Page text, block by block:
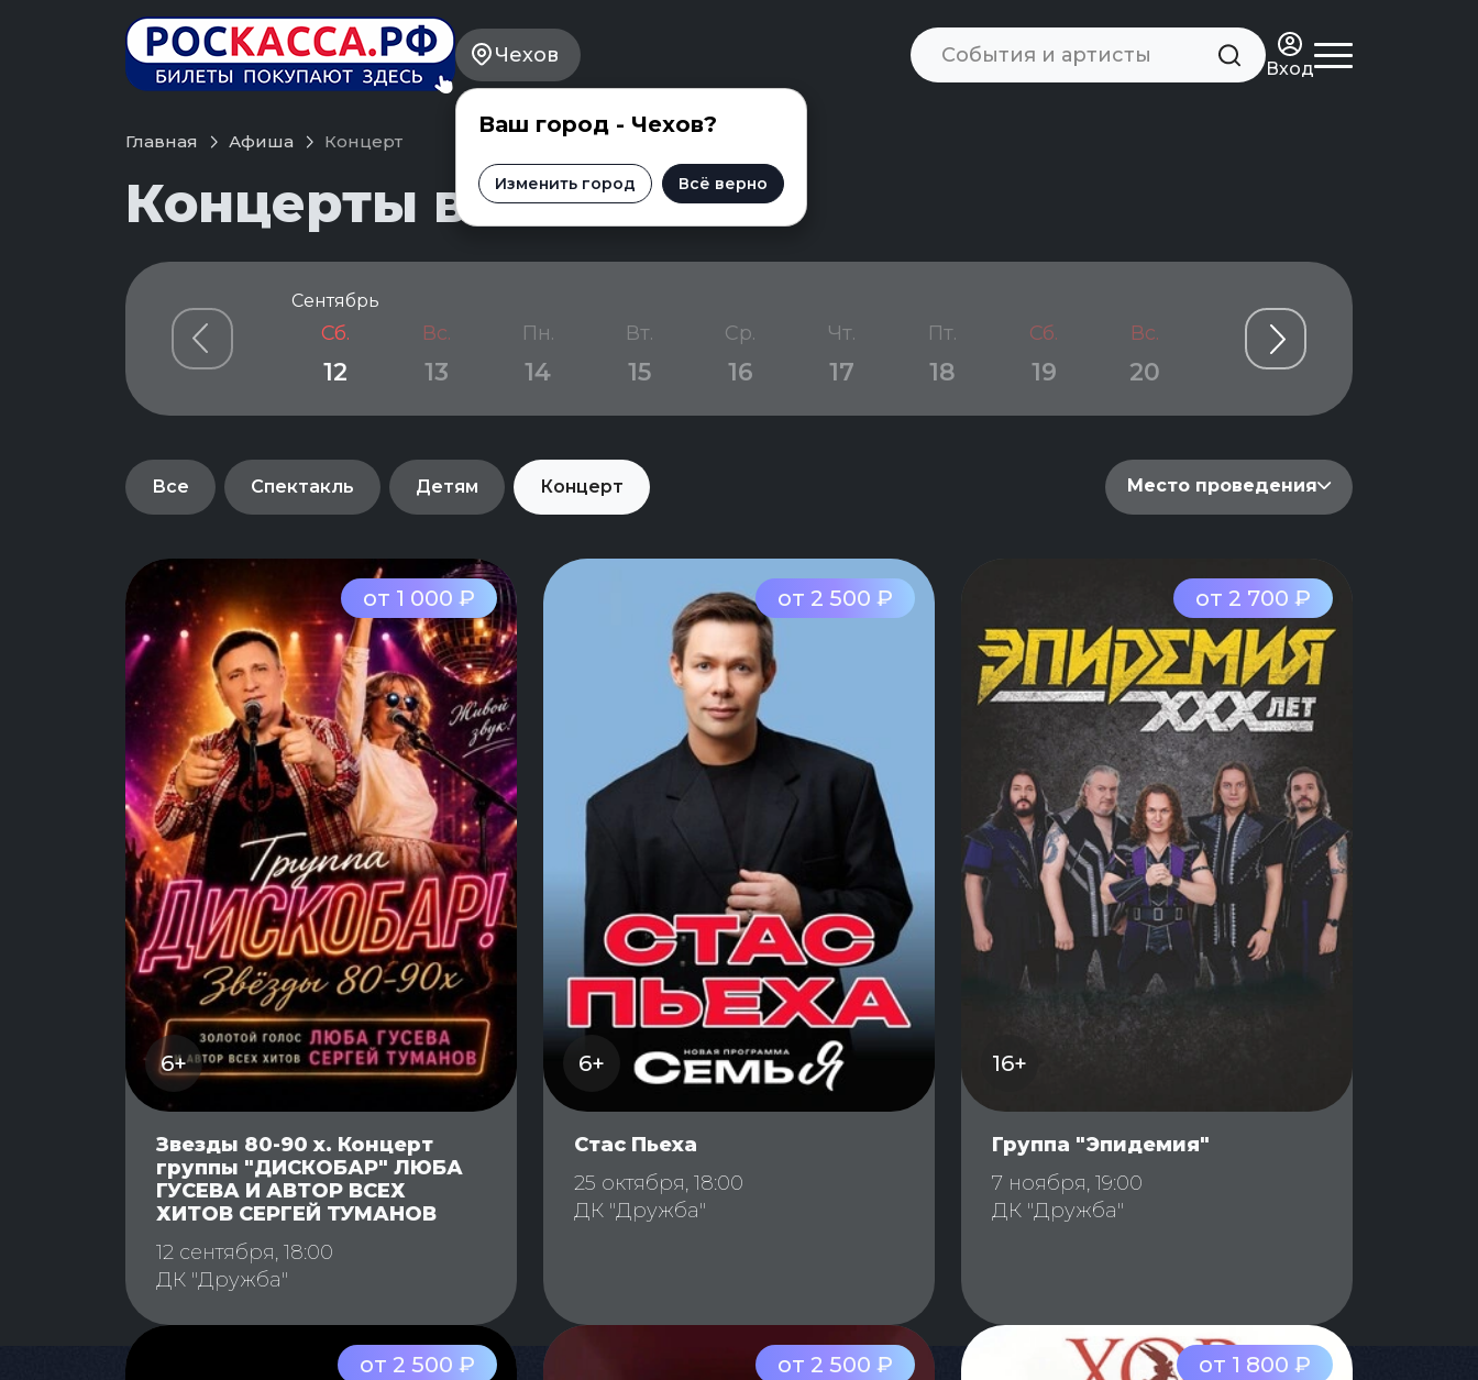
Чехов
Ваш город - Чехов?
Изменить город Всё верно
Вход
Главная Афиша Концерт
Концерты в Чехове
Сентябрь
Сб.
12
Вс.
13
Пн.
14
Вт.
15
Ср.
16
Чт.
17
Пт.
18
Сб.
19
Вс.
20
Пн.
21 22
Все Спектакль Детям Концерт Место проведения
от 1 000 ₽
6+
Звезды 80-90 х. Концерт
группы "ДИСКОБАР" ЛЮБА
ГУСЕВА И АВТОР ВСЕХ
ХИТОВ СЕРГЕЙ ТУМАНОВ
12 сентября, 18:00
ДК "Дружба"
от 2 500 ₽
6+
Стас Пьеха
25 октября, 18:00
ДК "Дружба"
от 2 700 ₽
16+
Группа "Эпидемия"
7 ноября, 19:00
ДК "Дружба"
от 2 500 ₽ от 2 500 ₽ от 1 800 ₽